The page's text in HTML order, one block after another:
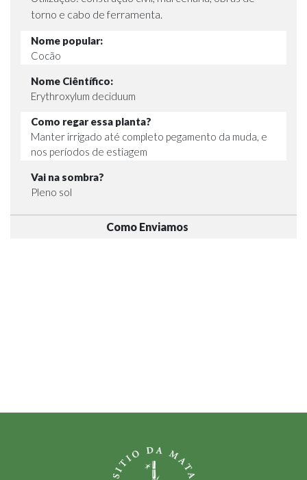
torno e cabo de ferramenta.
Nome popular:
Cocão
Nome Ciêntífico:
Erythroxylum deciduum
Como regar essa planta?
Manter irrigado até completo pegamento da muda, e
nos períodos de estiagem
Vai na sombra?
Pleno sol
Como Enviamos